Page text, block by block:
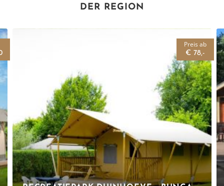
DER REGION
Preis ab
€ 78,-